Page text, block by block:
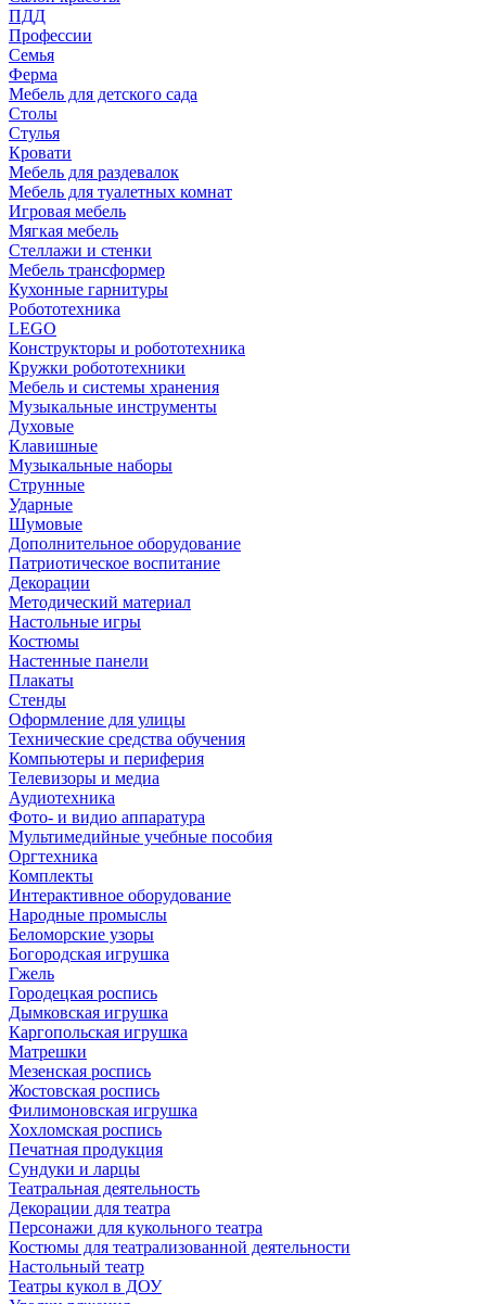
ПДД
Профессии
Семья
Ферма
Мебель для детского сада
Столы
Cтулья
Кровати
Мебель для раздевалок
Мебель для туалетных комнат
Игровая мебель
Мягкая мебель
Стеллажи и стенки
Мебель трансформер
Кухонные гарнитуры
Робототехника
LEGO
Конструкторы и робототехника
Кружки робототехники
Мебель и системы хранения
Музыкальные инструменты
Духовые
Клавишные
Музыкальные наборы
Струнные
Ударные
Шумовые
Дополнительное оборудование
Патриотическое воспитание
Декорации
Методический материал
Настольные игры
Костюмы
Настенные панели
Плакаты
Стенды
Оформление для улицы
Технические средства обучения
Компьютеры и периферия
Телевизоры и медиа
Аудиотехника
Фото- и видио аппаратура
Мультимедийные учебные пособия
Оргтехника
Комплекты
Интерактивное оборудование
Народные промыслы
Беломорские узоры
Богородская игрушка
Гжель
Городецкая роспись
Дымковская игрушка
Каргопольская игрушка
Матрешки
Мезенская роспись
Жостовская роспись
Филимоновская игрушка
Хохломская роспись
Печатная продукция
Сундуки и ларцы
Театральная деятельность
Декорации для театра
Персонажи для кукольного театра
Костюмы для театрализованной деятельности
Настольный театр
Театры кукол в ДОУ